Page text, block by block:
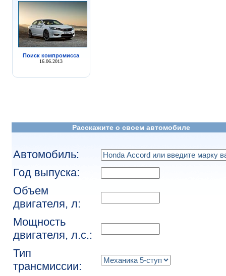
Поиск компромисса
16.06.2013
Расскажите о своем автомобиле
Автомобиль:
Год выпуска:
Объем
двигателя, л:
Мощность
двигателя, л.с.:
Тип
трансмиссии: